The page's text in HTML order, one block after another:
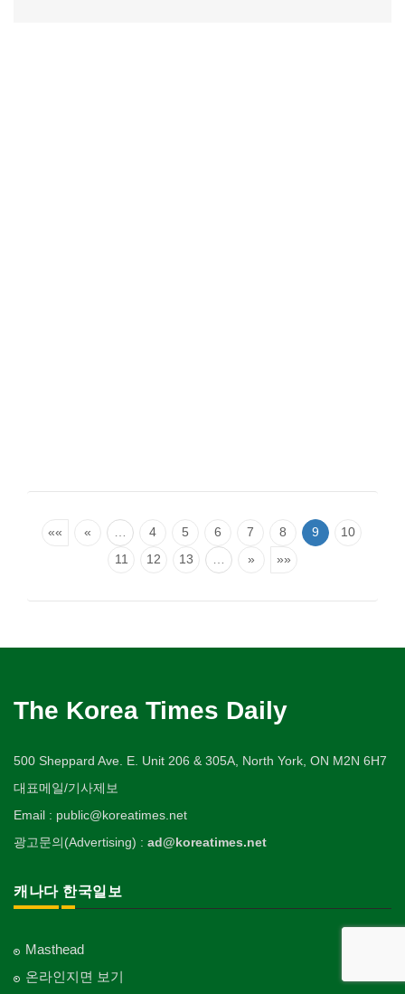
«« « … 4 5 6 7 8 9
10
11
12 13 … » »»
The Korea Times Daily
500 Sheppard Ave. E. Unit 206 & 305A, North York, ON M2N 6H7
대표메일/기사제보
Email : public@koreatimes.net
광고문의(Advertising) : ad@koreatimes.net
캐나다 한국일보
Masthead
온라인지면 보기